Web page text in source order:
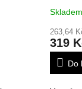
Skladem
263,64
319
Do